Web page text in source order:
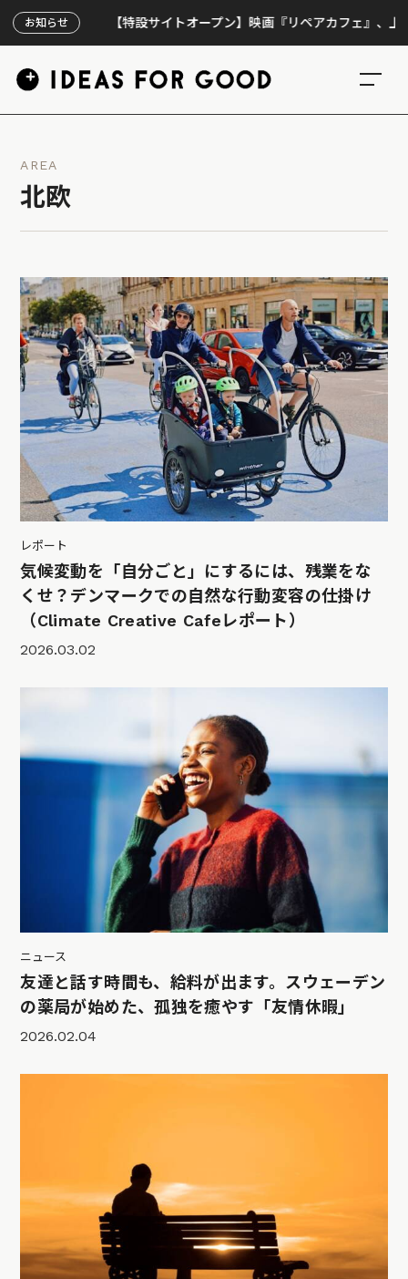
お知らせ【特設サイトオープン】映画『リペアカフェ』、上映300回
AREA
北欧
レポート
気候変動を「自分ごと」にするには、残業をな
くせ？デンマークでの自然な行動変容の仕掛け
（Climate Creative Cafeレポート）
2026.03.02
ニュース
友達と話す時間も、給料が出ます。スウェーデン
の薬局が始めた、孤独を癒やす「友情休暇」
2026.02.04